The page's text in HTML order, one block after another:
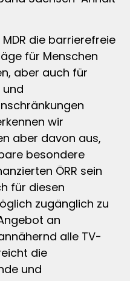
die barrierefreie
für Menschen
aber auch für
wir
aber davon aus,
besondere
ÖRR sein
für diesen
zugänglich zu
an
alle TV-
die
und